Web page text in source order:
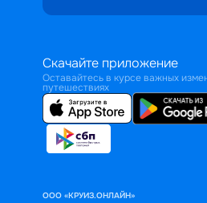
Скачайте приложение
Оставайтесь в курсе важных
путешествиях
ООО «КРУИЗ.ОНЛАЙН»